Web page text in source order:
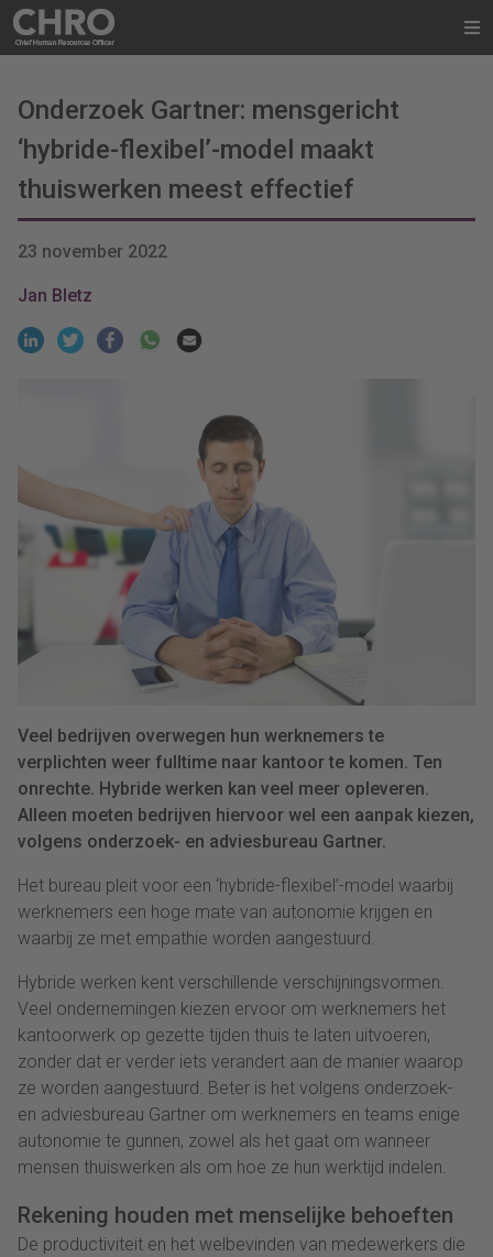
Onderzoek Gartner: mensgericht
‘hybride-flexibel’-model maakt
thuiswerken meest effectief
23 november 2022
Jan Bletz
Veel bedrijven overwegen hun werknemers te
verplichten weer fulltime naar kantoor te komen. Ten
onrechte. Hybride werken kan veel meer opleveren.
Alleen moeten bedrijven hiervoor wel een aanpak kiezen,
volgens onderzoek- en adviesbureau Gartner.
Het bureau pleit voor een ‘hybride-flexibel’-model waarbij
werknemers een hoge mate van autonomie krijgen en
waarbij ze met empathie worden aangestuurd.
Hybride werken kent verschillende verschijningsvormen.
Veel ondernemingen kiezen ervoor om werknemers het
kantoorwerk op gezette tijden thuis te laten uitvoeren,
zonder dat er verder iets verandert aan de manier waarop
ze worden aangestuurd. Beter is het volgens onderzoek-
en adviesbureau Gartner om werknemers en teams enige
autonomie te gunnen, zowel als het gaat om wanneer
mensen thuiswerken als om hoe ze hun werktijd indelen.
Rekening houden met menselijke behoeften
De productiviteit en het welbevinden van medewerkers die